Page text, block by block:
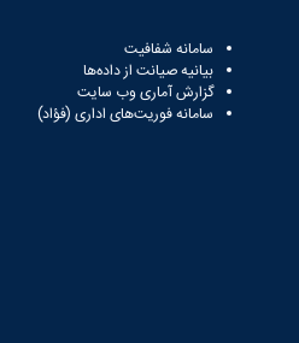
سامانه شفافیت
بیانیه صیانت از داده‌ها
گزارش آماری وب‌ سایت
سامانه فوریت‌های اداری (فؤاد)